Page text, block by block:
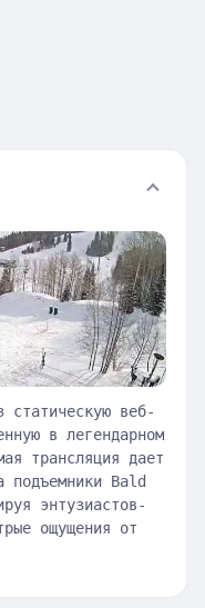
статическую веб-
в легендарном
трансляция дает
подъемники Bald
энтузиастов-
ощущения от